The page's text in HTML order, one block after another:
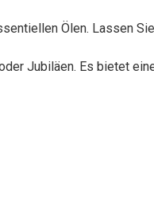
Ölen. Lassen
Jubiläen. Es bietet